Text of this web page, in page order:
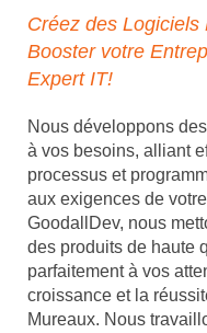
Créez des
Booster votre
Expert IT!
Nous développons
à vos besoins, alliant
processus et
aux exigences de
GoodallDev, nous
des produits de haute
parfaitement à vos
croissance et la
Mureaux. Nous